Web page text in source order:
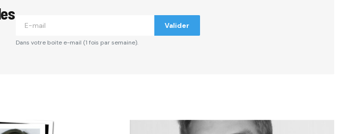
Valider
Dans votre boite e-mail (1 fois par semaine).